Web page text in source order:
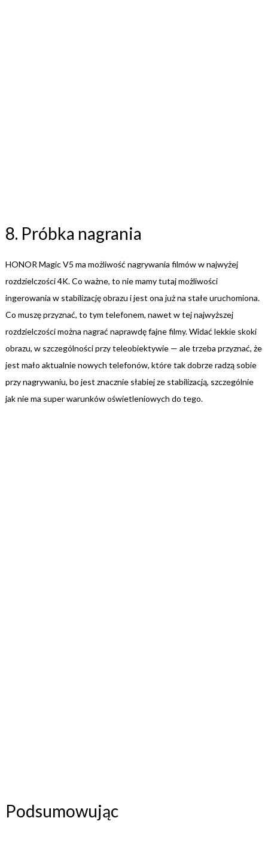
8. Próbka nagrania
HONOR Magic V5 ma możliwość nagrywania filmów w najwyżej
rozdzielczości 4K. Co ważne, to nie mamy tutaj możliwości
ingerowania w stabilizację obrazu i jest ona już na stałe uruchomiona.
Co muszę przyznać, to tym telefonem, nawet w tej najwyższej
rozdzielczości można nagrać naprawdę fajne filmy. Widać lekkie skoki
obrazu, w szczególności przy teleobiektywie — ale trzeba przyznać, że
jest mało aktualnie nowych telefonów, które tak dobrze radzą sobie
przy nagrywaniu, bo jest znacznie słabiej ze stabilizacją, szczególnie
jak nie ma super warunków oświetleniowych do tego.
Podsumowując